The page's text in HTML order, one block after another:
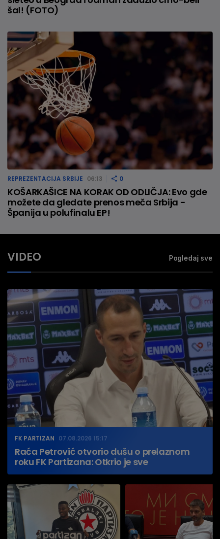
šal! (FOTO)
REPREZENTACIJA SRBIJE 06:13 0
KOŠARKAŠICE NA KORAK OD ODLIČJA: Evo gde
možete da gledate prenos meča Srbija -
Španija u polufinalu EP!
VIDEO Pogledaj sve
FK PARTIZAN 07.08.2026 15:17
Raća Petrović otvorio dušu o prelaznom
roku FK Partizana: Otkrio je sve